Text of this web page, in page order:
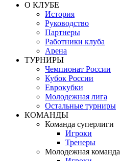
О КЛУБЕ
История
Руководство
Партнеры
Работники клуба
Арена
ТУРНИРЫ
Чемпионат России
Кубок России
Еврокубки
Молодежная лига
Остальные турниры
КОМАНДЫ
Команда суперлиги
Игроки
Тренеры
Молодежная команда